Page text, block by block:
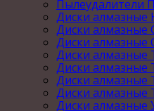
Пылеудалители
Диски алмазные
Диски алмазные
Диски алмазные
Диски алмазные
Диски алмазные
Диски алмазные
Диски алмазные
Диски алмазные